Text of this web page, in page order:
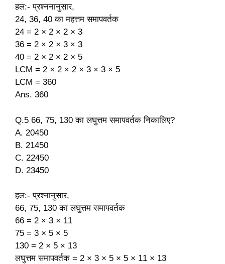
हल:- प्रश्ननानुसार,
24, 36, 40 का महत्तम समापवर्तक
24 = 2 × 2 × 2 × 3
36 = 2 × 2 × 3 × 3
40 = 2 × 2 × 2 × 5
LCM = 2 × 2 × 2 × 3 × 3 × 5
LCM = 360
Ans. 360
Q.5 66, 75, 130 का लघुत्तम समापवर्तक निकालिए?
A. 20450
B. 21450
C. 22450
D. 23450
हल:- प्रश्नानुसार,
66, 75, 130 का लघुत्तम समापवर्तक
66 = 2 × 3 × 11
75 = 3 × 5 × 5
130 = 2 × 5 × 13
लघुत्तम समापवर्तक = 2 × 3 × 5 × 5 × 11 × 13